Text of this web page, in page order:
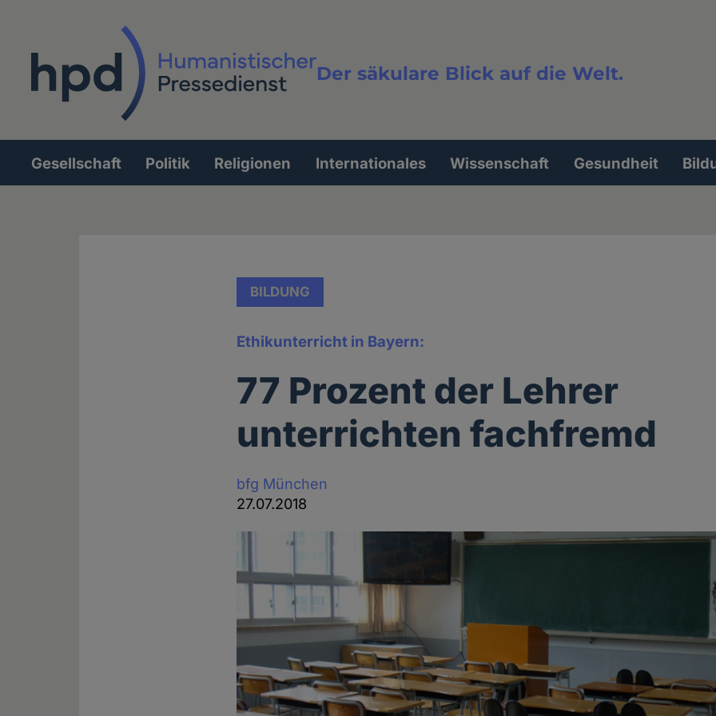
Der säkulare Blick auf die Welt.
Volltextsuche
Hauptnavigation
Gesellschaft Politik Religionen Internationales Wissenschaft Gesundheit
BILDUNG
Ethikunterricht in Bayern:
77 Prozent der Lehrer
unterrichten fachfremd
bfg München
27.07.2018